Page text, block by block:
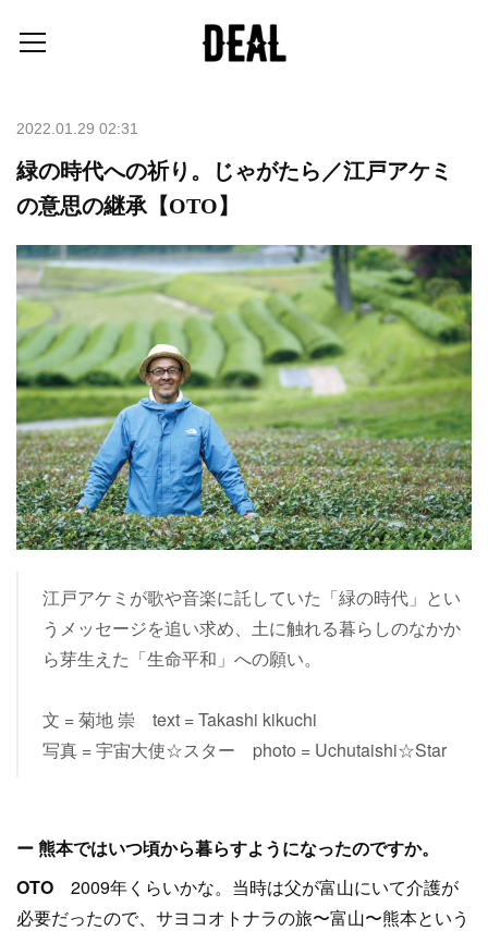
2022.01.29 02:31
緑の時代への祈り。じゃがたら／江戸アケミ
の意思の継承【OTO】
江戸アケミが歌や音楽に託していた「緑の時代」とい
うメッセージを追い求め、土に触れる暮らしのなかか
ら芽生えた「生命平和」への願い。
文 = 菊地 崇 text = Takashi kikuchi
写真 = 宇宙大使☆スター photo = Uchutaishi☆Star
ー 熊本ではいつ頃から暮らすようになったのですか。
OTO 2009年くらいかな。当時は父が富山にいて介護が
必要だったので、サヨコオトナラの旅〜富山〜熊本という